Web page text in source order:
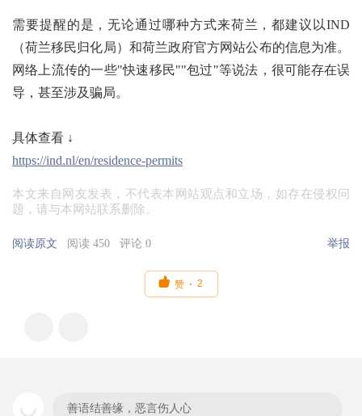
需要提醒的是，无论通过哪种方式来荷兰，都建议以IND
（荷兰移民归化局）和荷兰政府官方网站公布的信息为准。
网络上流传的一些"快速移民""包过"等说法，很可能存在误
导，甚至涉及骗局。
具体查看 ↓
https://ind.nl/en/residence-permits
本文来自网友发表，不代表本网站观点和立场，如存在侵权问
题，请与本网站联系删除。
阅读原文 阅读 450 评论 0 举报
 赞 2
善语结善缘，恶言伤人心